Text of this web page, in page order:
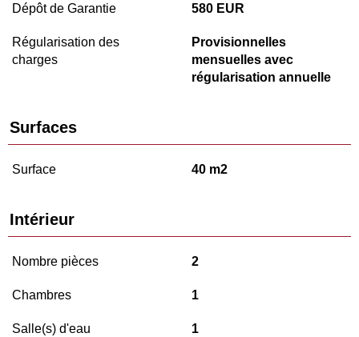
Dépôt de Garantie 580 EUR
Régularisation des
charges
Provisionnelles
mensuelles avec
régularisation annuelle
Surfaces
Surface 40 m2
Intérieur
Nombre pièces 2
Chambres 1
Salle(s) d'eau 1